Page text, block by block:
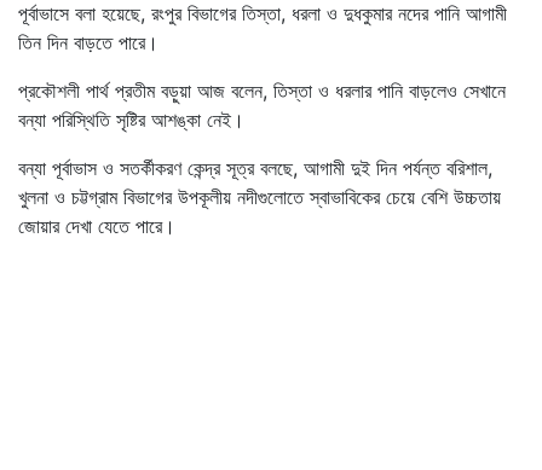
পূর্বাভাসে বলা হয়েছে, রংপুর বিভাগের তিস্তা, ধরলা ও দুধকুমার নদের পানি আগামী
তিন দিন বাড়তে পারে।
প্রকৌশলী পার্থ প্রতীম বড়ুয়া আজ বলেন, তিস্তা ও ধরলার পানি বাড়লেও সেখানে
বন্যা পরিস্থিতি সৃষ্টির আশঙ্কা নেই।
বন্যা পূর্বাভাস ও সতর্কীকরণ কেন্দ্র সূত্র বলছে, আগামী দুই দিন পর্যন্ত বরিশাল,
খুলনা ও চট্টগ্রাম বিভাগের উপকূলীয় নদীগুলোতে স্বাভাবিকের চেয়ে বেশি উচ্চতায়
জোয়ার দেখা যেতে পারে।